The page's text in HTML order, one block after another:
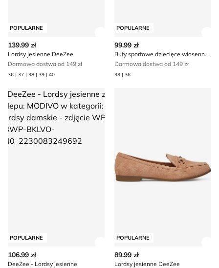
POPULARNE
139.99 zł
Lordsy jesienne DeeZee
Darmowa dostwa od 149 zł
36 | 37 | 38 | 39 | 40
POPULARNE
99.99 zł
Buty sportowe dziecięce wiosenne DeeZee
Darmowa dostwa od 149 zł
33 | 36
- Lordsy jesienne
POPULARNE
106.99 zł
DeeZee - Lordsy jesienne
POPULARNE
89.99 zł
Lordsy jesienne DeeZee